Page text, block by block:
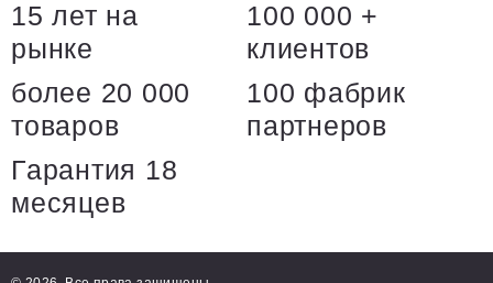
15 лет на
рынке
100 000 +
клиентов
более 20 000
товаров
100 фабрик
партнеров
Гарантия 18
месяцев